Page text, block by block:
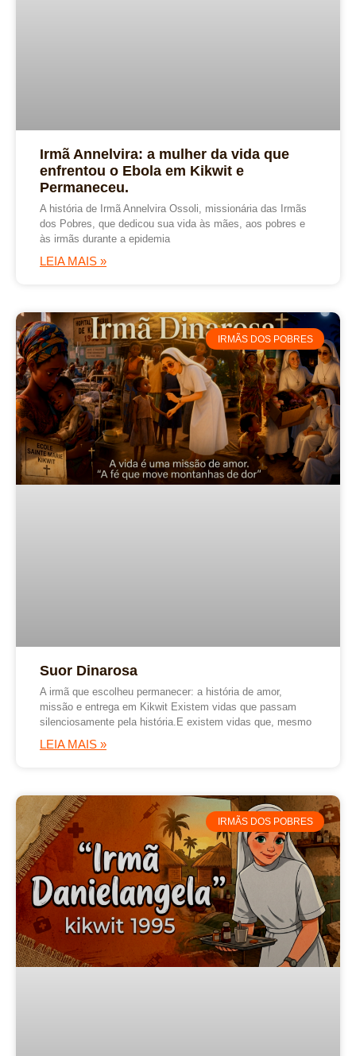
Irmã Annelvira: a mulher da vida que
enfrentou o Ebola em Kikwit e
Permaneceu.
A história de Irmã Annelvira Ossoli, missionária das Irmãs
dos Pobres, que dedicou sua vida às mães, aos pobres e
às irmãs durante a epidemia
LEIA MAIS »
IRMÃS DOS POBRES
Suor Dinarosa
A irmã que escolheu permanecer: a história de amor,
missão e entrega em Kikwit Existem vidas que passam
silenciosamente pela história.E existem vidas que, mesmo
LEIA MAIS »
IRMÃS DOS POBRES